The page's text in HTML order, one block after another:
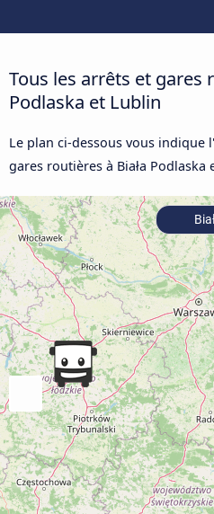
Tous les arrêts et gares
Podlaska et Lublin
Le plan ci-dessous vous indique
gares routières à Biała Podlaska